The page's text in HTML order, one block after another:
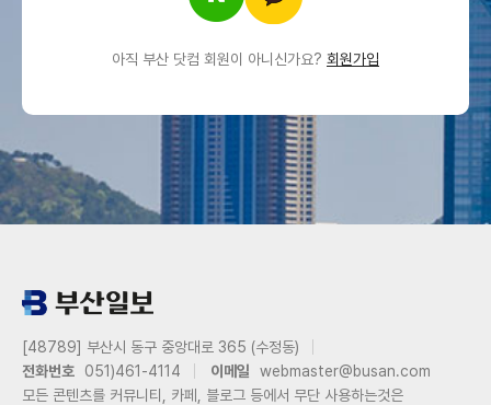
아직 부산 닷컴 회원이 아니신가요? 회원가입
[48789] 부산시 동구 중앙대로 365 (수정동)
전화번호
051)461-4114 이메일
webmaster@busan.com
모든 콘텐츠를 커뮤니티, 카페, 블로그 등에서 무단 사용하는것은